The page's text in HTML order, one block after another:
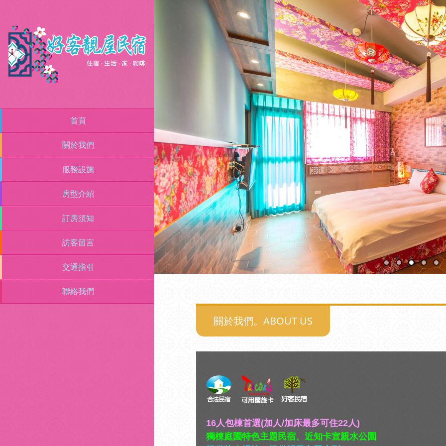
首頁
關於我們
服務設施
房型介紹
訂房須知
訪客留言
交通指引
聯絡我們
關於我們。ABOUT US
16人包棟首選(加人/加床最多可住22人)
獨棟庭園特色主題民宿、近知卡宣親水公園